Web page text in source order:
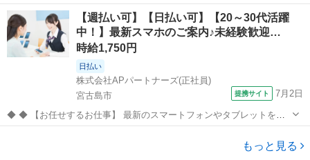
クセサリー禁止なお店が多いけど ジュエルカフェでは、すべてが自由
です★ オシャレをしながらあなたらしく働けます！ ※常識の範囲内で
お願いします。 ★月10万以...
うるま市 アパレル
【週払い可】【日払い可】【20～30代活躍
中！】最新スマホのご案内♪未経験歓迎…
時給1,750円
日払い
株式会社APパートナーズ(正社員)
宮古島市
提携サイト 7月2日
◆ ◆ 【お任せするお仕事】 最新のスマートフォンやタブレットを通
じて、お客様の快適なライフスタイルをサポートするお仕事です。 単
なる「販売」ではなく、お客様一人ひとりのお悩みやご希望に寄り添
もっと見る